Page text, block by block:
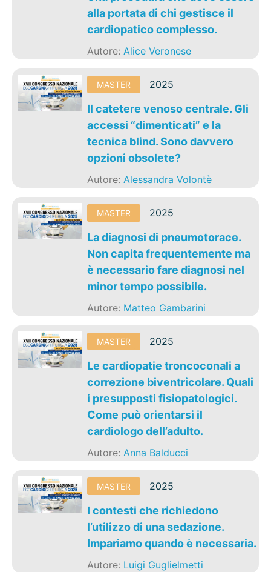
alla portata di chi gestisce il
cardiopatico complesso.
Autore:Alice Veronese
MASTER 2025
Il catetere venoso centrale. Gli
accessi “dimenticati” e la
tecnica blind. Sono davvero
opzioni obsolete?
Autore:Alessandra Volontè
MASTER 2025
La diagnosi di pneumotorace.
Non capita frequentemente ma
è necessario fare diagnosi nel
minor tempo possibile.
Autore: Matteo Gambarini
MASTER 2025
Le cardiopatie troncoconali a
correzione biventricolare. Quali
i presupposti fisiopatologici.
Come può orientarsi il
cardiologo dell’adulto.
Autore:Anna Balducci
MASTER 2025
I contesti che richiedono
l’utilizzo di una sedazione.
Impariamo quando è necessaria.
Autore: Luigi Guglielmetti